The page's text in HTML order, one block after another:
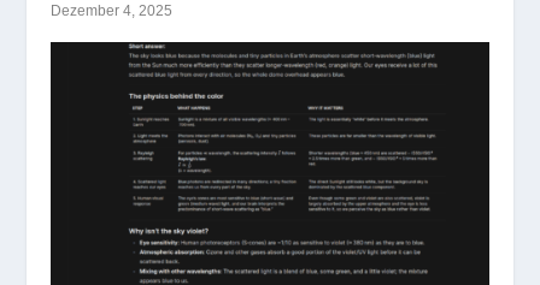
Dezember 4, 2025